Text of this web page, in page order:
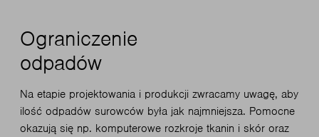
Ograniczenie
odpadów
Na etapie projektowania i produkcji zwracamy uwagę, aby
ilość odpadów surowców była jak najmniejsza. Pomocne
okazują się np. komputerowe rozkroje tkanin i skór oraz